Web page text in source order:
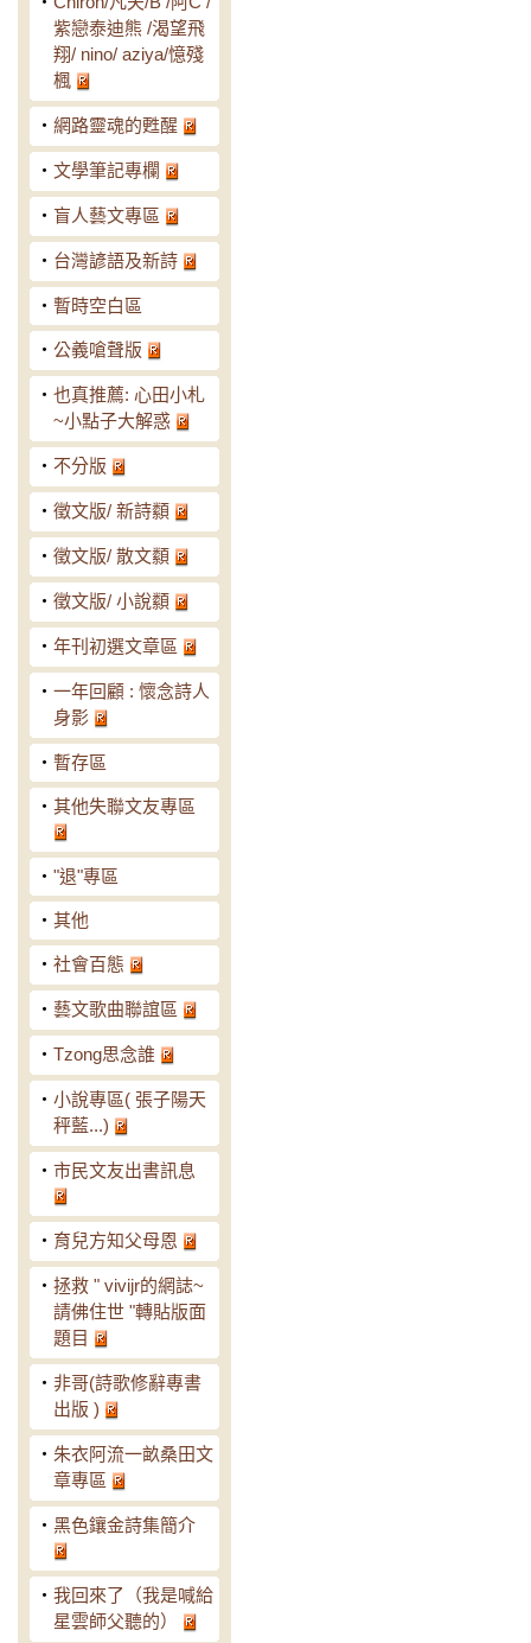
紫戀泰迪熊 /渴望飛
翔/ nino/ aziya/憶殘
楓
‧ 網路靈魂的甦醒
‧ 文學筆記專欄
‧ 盲人藝文專區
‧ 台灣諺語及新詩
‧ 暫時空白區
‧ 公義嗆聲版
‧ 也真推薦: 心田小札
~小點子大解惑
‧ 不分版
‧ 徵文版/ 新詩纇
‧ 徵文版/ 散文纇
‧ 徵文版/ 小說纇
‧ 年刊初選文章區
‧ 一年回顧 : 懷念詩人
身影
‧ 暫存區
‧ 其他失聯文友專區
‧ "退"專區
‧ 其他
‧ 社會百態
‧ 藝文歌曲聯誼區
‧ Tzong思念誰
‧ 小說專區( 張子陽天
秤藍...)
‧ 市民文友出書訊息
‧ 育兒方知父母恩
‧ 拯救 " vivijr的網誌~
請佛住世 "轉貼版面
題目
‧ 非哥(詩歌修辭專書
出版 )
‧ 朱衣阿流一畝桑田文
章專區
‧ 黑色鑲金詩集簡介
‧ 我回來了（我是喊給
星雲師父聽的）